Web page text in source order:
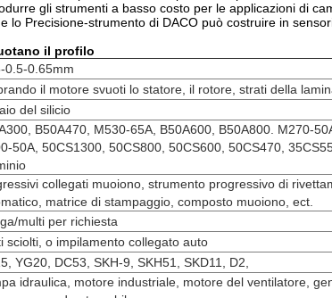
gli strumenti a basso costo per le applicazioni di
lo Precisione-strumento di DACO può costruire in
il profilo
0.5-0.65mm
il motore svuoti lo statore, il rotore, strati della
del silicio
B50A470, M530-65A, B50A600, B50A800. M270-
50A, 50CS1300, 50CS800, 50CS600, 50CS470,
collegati muoiono, strumento progressivo di
matrice di stampaggio, composto muoiono, ect.
multi per richiesta
sciolti, o impilamento collegato auto
YG20, DC53, SKH-9, SKH51, SKD11, D2,
idraulica, motore industriale, motore del ventilatore,